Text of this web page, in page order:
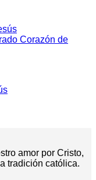
amor por Cristo,
tradición católica.